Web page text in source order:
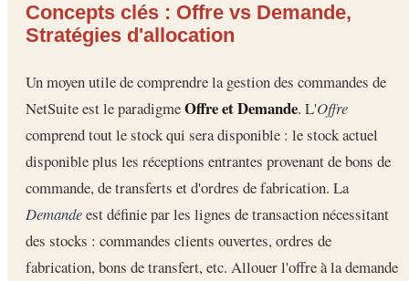
Concepts clés : Offre vs Demande,
Stratégies d'allocation
Un moyen utile de comprendre la gestion des commandes de
NetSuite est le paradigmeOffre et Demande. L'Offre
comprend tout le stock qui sera disponible : le stock actuel
disponible plus les réceptions entrantes provenant de bons de
commande, de transferts et d'ordres de fabrication. La
Demandeest définie par les lignes de transaction nécessitant
des stocks : commandes clients ouvertes, ordres de
fabrication, bons de transfert, etc. Allouer l'offre à la demande